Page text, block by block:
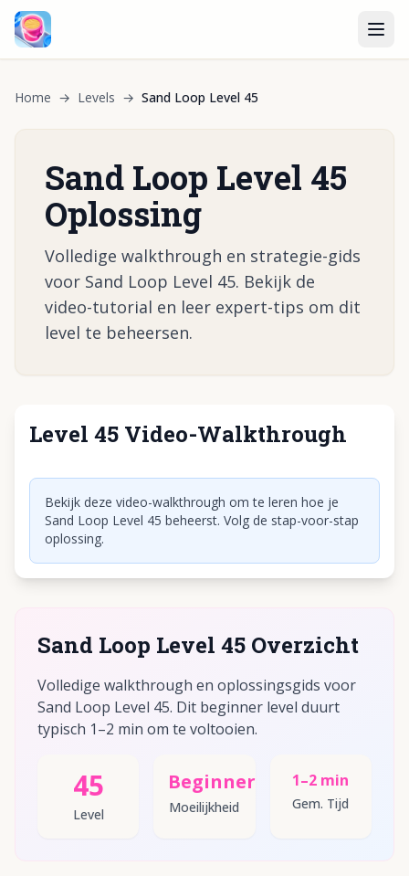
Home → Levels → Sand Loop Level 45
Sand Loop Level 45
Oplossing
Volledige walkthrough en strategie-gids
voor Sand Loop Level 45. Bekijk de
video-tutorial en leer expert-tips om dit
level te beheersen.
Level 45 Video-Walkthrough
Klik om video af te spelen
Bekijk deze video-walkthrough om te leren hoe je
Sand Loop Level 45 beheerst. Volg de stap-voor-stap
oplossing.
Sand Loop Level 45 Overzicht
Volledige walkthrough en oplossingsgids voor
Sand Loop Level 45. Dit beginner level duurt
typisch 1–2 min om te voltooien.
45
Level
Beginner
Moeilijkheid
1–2 min
Gem. Tijd